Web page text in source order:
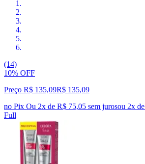
(14)
10% OFF
Preço R$ 135,09R$ 135,09
no Pix Ou 2x de R$ 75,05 sem jurosou 2x de
Full